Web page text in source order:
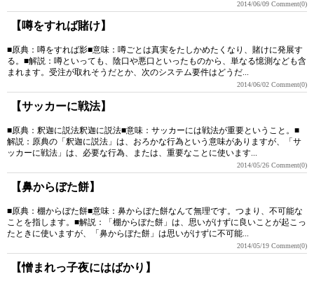
2014/06/09 Comment(0)
【噂をすれば賭け】
■原典：噂をすれば影■意味：噂ごとは真実をたしかめたくなり、賭けに発展す
る。■解説：噂といっても、陰口や悪口といったものから、単なる憶測なども含
まれます。受注が取れそうだとか、次のシステム要件はどうだ...
2014/06/02 Comment(0)
【サッカーに戦法】
■原典：釈迦に説法釈迦に説法■意味：サッカーには戦法が重要ということ。■
解説：原典の「釈迦に説法」は、おろかな行為という意味がありますが、「サ
ッカーに戦法」は、必要な行為、または、重要なことに使います...
2014/05/26 Comment(0)
【鼻からぼた餅】
■原典：棚からぼた餅■意味：鼻からぼた餅なんて無理です。つまり、不可能な
ことを指します。■解説：「棚からぼた餅」は、思いがけずに良いことが起こっ
たときに使いますが、「鼻からぼた餅」は思いがけずに不可能...
2014/05/19 Comment(0)
【憎まれっ子夜にはばかり】